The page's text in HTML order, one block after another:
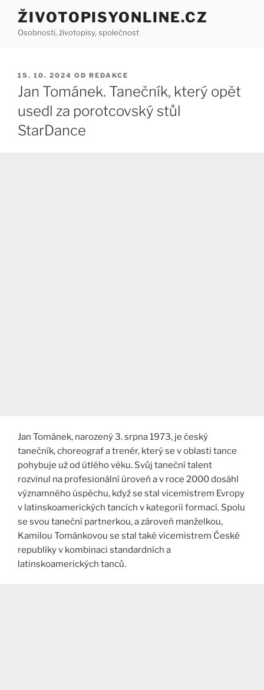
Přejít
obsahu
ŽIVOTOPISYONLINE.CZ
Osobnosti, životopisy, společnost
PUBLIKOVÁNO
15. 10. 2024 OD REDAKCE
Jan Tománek. Tanečník, který opět
usedl za porotcovský stůl
StarDance
Jan Tománek, narozený 3. srpna 1973, je český
tanečník, choreograf a trenér, který se v oblasti tance
pohybuje už od útlého věku. Svůj taneční talent
rozvinul na profesionální úroveň a v roce 2000 dosáhl
významného úspěchu, když se stal vicemistrem Evropy
v latinskoamerických tancích v kategorii formací. Spolu
se svou taneční partnerkou, a zároveň manželkou,
Kamilou Tománkovou se stal také vicemistrem České
republiky v kombinaci standardních a
latinskoamerických tanců.